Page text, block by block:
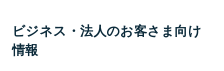
ビジネス・法人のお客さま向け
情報